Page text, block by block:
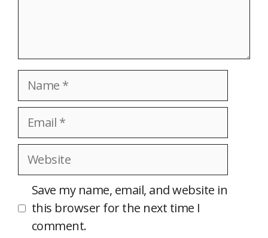
Name
Email
Website
Save my name, email, and website in
this browser for the next time I
comment.